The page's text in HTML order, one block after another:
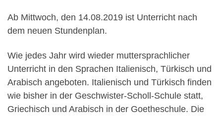
Ab Mittwoch, den 14.08.2019 ist Unterricht nach
dem neuen Stundenplan.
Wie jedes Jahr wird wieder muttersprachlicher
Unterricht in den Sprachen Italienisch, Türkisch und
Arabisch angeboten. Italienisch und Türkisch finden
wie bisher in der Geschwister-Scholl-Schule statt,
Griechisch und Arabisch in der Goetheschule. Die